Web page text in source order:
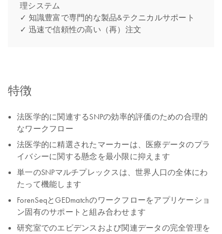
理システム
✓ 知識豊富で専門的な製品&テクニカルサポート
✓ 迅速で信頼性の高い（再）注文
特徴
法医学的に関連するSNPの効率的評価のための合理的
なワークフロー
法医学的に精選されたマーカーは、医療データのプラ
イバシーに関する懸念を最小限に抑えます
単一のSNPマルチプレックスは、世界人口の全体にわ
たって機能します
ForenSeqとGEDmatchのワークフローをアプリケーショ
ン固有のサポートと組み合わせます
研究室でのエビデンスおよび関連データの完全管理を